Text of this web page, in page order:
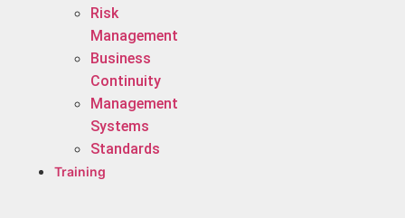
Risk
Management
Business
Continuity
Management
Systems
Standards
Training